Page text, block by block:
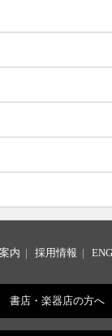
内 | 採用情報 |
書店・楽器店の方へ